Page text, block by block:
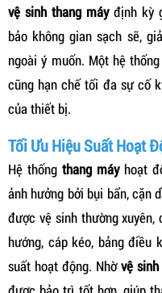
vệ sinh thang máyđịnh kỳ
bảo không gian sạch sẽ,
ngoài ý muốn. Một hệ
cũng hạn chế tối đa sự cố
của thiết bị.
Tối Ưu Hiệu Suất Hoạt
Hệ thống thang máyhoạt
ảnh hưởng bởi bụi bẩn, cặn
được vệ sinh thường xuyên,
hướng, cáp kéo, bảng điều
suất hoạt động. Nhờvệ